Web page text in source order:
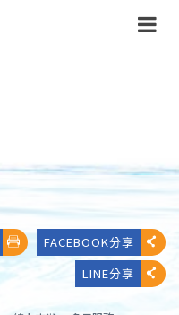
FACEBOOK分享
LINE分享